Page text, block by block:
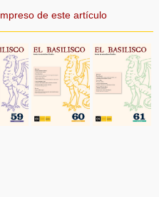
de este artículo